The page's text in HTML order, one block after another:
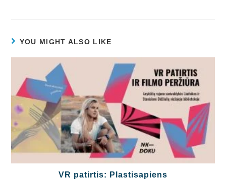
YOU MIGHT ALSO LIKE
VR patirtis: Plastisapiens